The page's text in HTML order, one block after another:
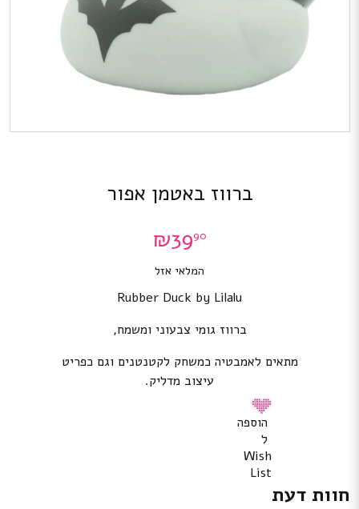
ברווז באטמן אפור
₪3990
המלאי אזל
Rubber Duck by Lilalu
ברווז גומי צבעוני ומשמח,
מתאים לאמבטיה כמשחק לקטנטנים וגם כפריט
עיצוב מדליק.
הוספה
ל
Wish
List
חוות דעת